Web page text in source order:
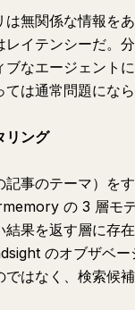
無関係な情報を
イテンシーだ。
なエージェント
は通常問題になら
リング
事のテーマ）を
の 3 層モ
果を返す層に存
のオブザベ
はなく、検索候